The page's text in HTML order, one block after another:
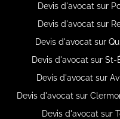
Devis d'avocat sur
Devis d'avocat sur
Devis d'avocat sur
Devis d'avocat sur
Devis d'avocat sur
Devis d'avocat sur
Devis d'avocat sur